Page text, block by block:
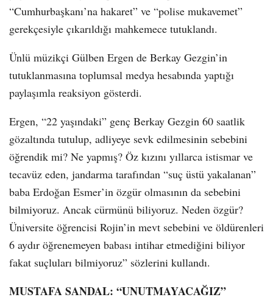
“Cumhurbaşkanı’na hakaret” ve “polise mukavemet”
gerekçesiyle çıkarıldığı mahkemece tutuklandı.
Ünlü müzikçi Gülben Ergen de Berkay Gezgin’in
tutuklanmasına toplumsal medya hesabında yaptığı
paylaşımla reaksiyon gösterdi.
Ergen, “22 yaşındaki” genç Berkay Gezgin 60 saatlik
gözaltında tutulup, adliyeye sevk edilmesinin sebebini
öğrendik mi? Ne yapmış? Öz kızını yıllarca istismar ve
tecavüz eden, jandarma tarafından “suç üstü yakalanan”
baba Erdoğan Esmer’in özgür olmasının da sebebini
bilmiyoruz. Ancak cürmünü biliyoruz. Neden özgür?
Üniversite öğrencisi Rojin’in mevt sebebini ve öldürenleri
6 aydır öğrenemeyen babası intihar etmediğini biliyor
fakat suçluları bilmiyoruz” sözlerini kullandı.
MUSTAFA SANDAL: “UNUTMAYACAĞIZ”